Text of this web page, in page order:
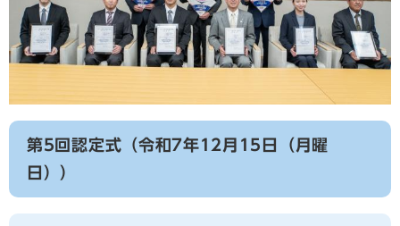
第5回認定式（令和7年12月15日（月曜
日））